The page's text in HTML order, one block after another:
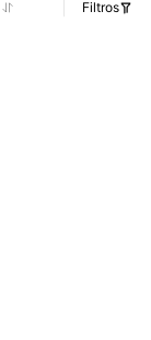
Filtros